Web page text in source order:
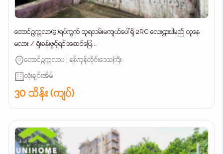
တောင်ဥက္ကလာ(9)ရပ်ကွက် သူရလမ်းမကျယ်ပေါ် ရှိ 2RC လေးဌားပါမည် လူနေ
မလား / ရုံးခန်းဖွင့်ရင်အဆင်ပြေ...
တောင်ဥက္ကလာပ | ရန်ကုန်တိုင်းဒေသကြီး
လုံးချင်းအိမ်
30 သိန်း (ကျပ်)